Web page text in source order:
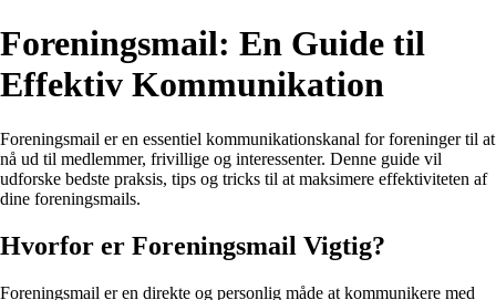
Foreningsmail: En Guide til
Effektiv Kommunikation
Foreningsmail er en essentiel kommunikationskanal for foreninger til at
nå ud til medlemmer, frivillige og interessenter. Denne guide vil
udforske bedste praksis, tips og tricks til at maksimere effektiviteten af
dine foreningsmails.
Hvorfor er Foreningsmail Vigtig?
Foreningsmail er en direkte og personlig måde at kommunikere med